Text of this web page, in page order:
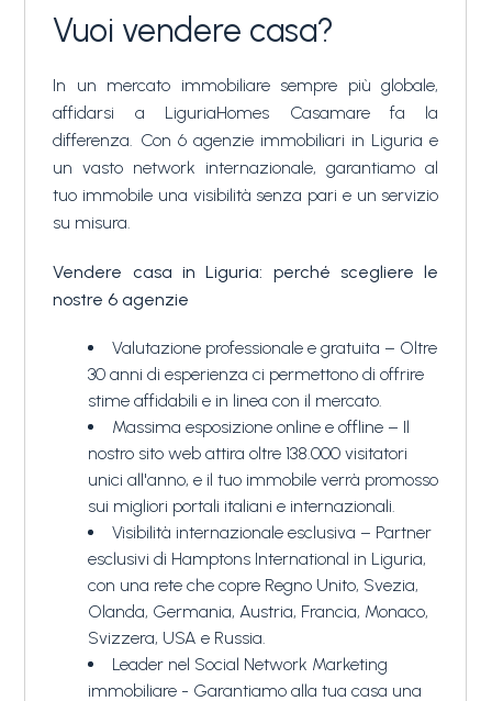
Il piano superiore è dedicato alla camera da letto
accesso ad un enorme terrazzo panoramico con
strepitosa vista mare.
"Villa Rosa" è un perfetto esempio di villa
contemporanea in vendita sulla prima collina di
Imperia, la sua vista panoramica sul mare è uno dei
suoi tratti distintivi; la perfetta oasi di pace per chi
Vuoi vendere casa?
In un mercato immobiliare sempre più globale,
affidarsi a LiguriaHomes Casamare fa la
differenza. Con 6 agenzie immobiliari in Liguria e
un vasto network internazionale, garantiamo al
tuo immobile una visibilità senza pari e un servizio
su misura.
Vendere casa in Liguria: perché scegliere le
nostre 6 agenzie
Valutazione professionale e gratuita – Oltre
30 anni di esperienza ci permettono di offrire
stime affidabili e in linea con il mercato.
Massima esposizione online e offline – Il
nostro sito web attira oltre 138.000 visitatori
unici all'anno, e il tuo immobile verrà promosso
sui migliori portali italiani e internazionali.
Visibilità internazionale esclusiva – Partner
esclusivi di Hamptons International in Liguria,
con una rete che copre Regno Unito, Svezia,
Olanda, Germania, Austria, Francia, Monaco,
Svizzera, USA e Russia.
Leader nel Social Network Marketing
immobiliare - Garantiamo alla tua casa una